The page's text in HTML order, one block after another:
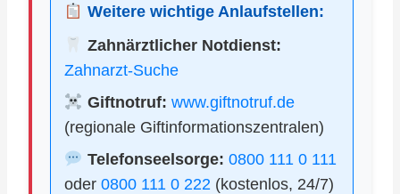
Weitere wichtige Anlaufstellen:
Zahnärztlicher Notdienst:
Zahnarzt-Suche
Giftnotruf: www.giftnotruf.de
(regionale Giftinformationszentralen)
Telefonseelsorge: 0800 111 0 111
oder 0800 111 0 222 (kostenlos, 24/7)